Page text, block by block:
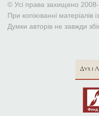
© Усі права захищено
При копіюванні матеріалів
Думки авторів не завжди